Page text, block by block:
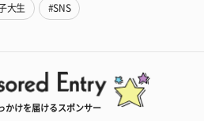
大生 #SNS
かけを届けるスポンサー